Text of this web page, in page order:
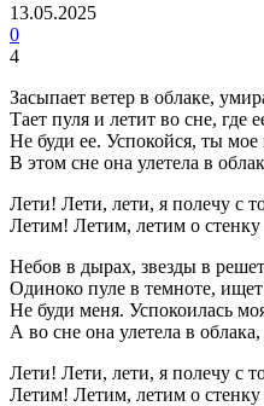
13.05.2025
0
4
Засыпает ветер в облаке,
Тает пуля и летит во сне, где
Не буди ее. Успокойся, ты мое
В этом сне она улетела в
Лети! Лети, лети, я полечу с
Летим! Летим, летим о стенку
Небов в дырах, звезды в
Одиноко пуле в темноте, ищет
Не буди меня. Успокоилась
А во сне она улетела в облака,
Лети! Лети, лети, я полечу с
Летим! Летим, летим о стенку